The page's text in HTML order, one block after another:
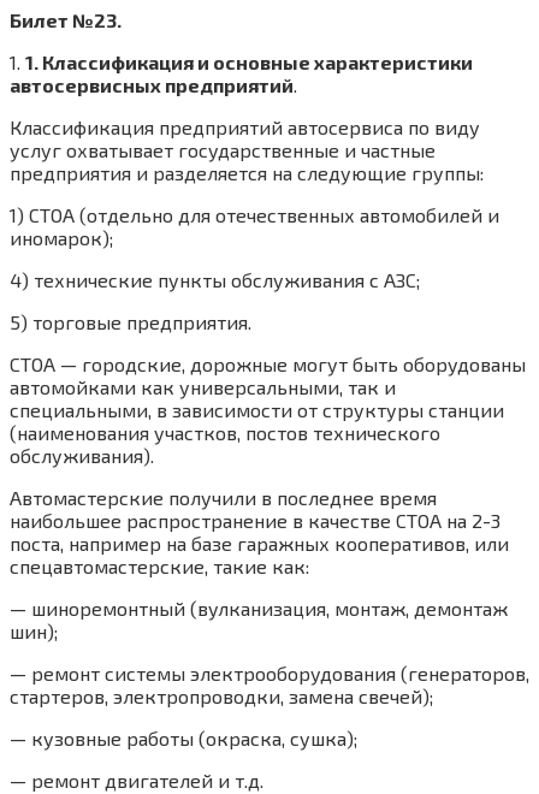
Билет №23.
1. 1. Классификация и основные характеристики
автосервисных предприятий.
Классификация предприятий автосервиса по виду
услуг охватывает государственные и частные
предприятия и разделяется на следующие группы:
1) СТОА (отдельно для отечественных автомобилей и
иномарок);
4) технические пункты обслуживания с АЗС;
5) торговые предприятия.
СТОА — городские, дорожные могут быть оборудованы
автомойками как универсальными, так и
специальными, в зависимости от структуры станции
(наименования участков, постов технического
обслуживания).
Автомастерские получили в последнее время
наибольшее распространение в качестве СТОА на 2-3
поста, например на базе гаражных кооперативов, или
спецавтомастерские, такие как:
— шиноремонтный (вулканизация, монтаж, демонтаж
шин);
— ремонт системы электрооборудования (генераторов,
стартеров, электропроводки, замена свечей);
— кузовные работы (окраска, сушка);
— ремонт двигателей и т.д.